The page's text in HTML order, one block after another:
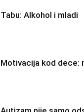
Tabu: Alkohol i mladi
Motivacija kod dece: